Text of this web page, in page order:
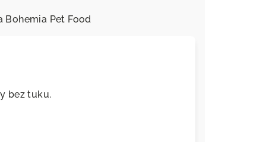
Bohemia Pet Food
bez tuku.